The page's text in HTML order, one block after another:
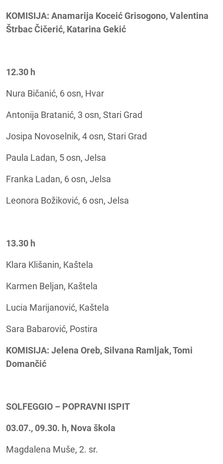
KOMISIJA: Anamarija Koceić Grisogono, Valentina
Štrbac Čičerić, Katarina Gekić
12.30 h
Nura Bičanić, 6 osn, Hvar
Antonija Bratanić, 3 osn, Stari Grad
Josipa Novoselnik, 4 osn, Stari Grad
Paula Ladan, 5 osn, Jelsa
Franka Ladan, 6 osn, Jelsa
Leonora Božiković, 6 osn, Jelsa
13.30 h
Klara Klišanin, Kaštela
Karmen Beljan, Kaštela
Lucia Marijanović, Kaštela
Sara Babarović, Postira
KOMISIJA: Jelena Oreb, Silvana Ramljak, Tomi
Domančić
SOLFEGGIO – POPRAVNI ISPIT
03.07., 09.30. h, Nova škola
Magdalena Muše, 2. sr.